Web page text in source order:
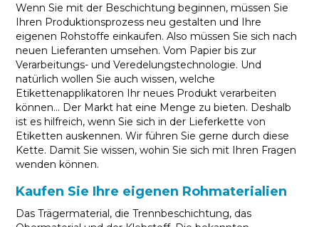
Wenn Sie mit der Beschichtung beginnen, müssen Sie
Ihren Produktionsprozess neu gestalten und Ihre
eigenen Rohstoffe einkaufen. Also müssen Sie sich nach
neuen Lieferanten umsehen. Vom Papier bis zur
Verarbeitungs- und Veredelungstechnologie. Und
natürlich wollen Sie auch wissen, welche
Etikettenapplikatoren Ihr neues Produkt verarbeiten
können... Der Markt hat eine Menge zu bieten. Deshalb
ist es hilfreich, wenn Sie sich in der Lieferkette von
Etiketten auskennen. Wir führen Sie gerne durch diese
Kette. Damit Sie wissen, wohin Sie sich mit Ihren Fragen
wenden können.
Kaufen Sie Ihre eigenen Rohmaterialien
Das Trägermaterial, die Trennbeschichtung, das